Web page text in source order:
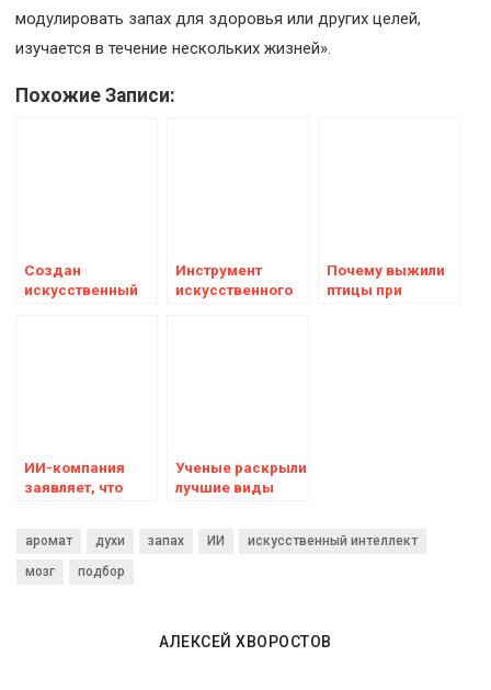
модулировать запах для здоровья или других целей,
изучается в течение нескольких жизней».
Похожие Записи:
Создан
искусственный
Инструмент
искусственного
Почему выжили
птицы при
ИИ-компания
заявляет, что
умершими
близкими
Ученые раскрыли
лучшие виды
настроение и
аромат духи запах ИИ
искусственный интеллект
мозг
подбор
АЛЕКСЕЙ ХВОРОСТОВ